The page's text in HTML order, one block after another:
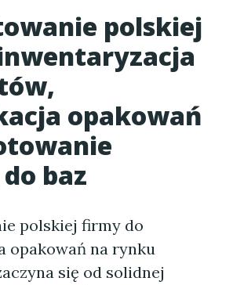
polskiej
opakowań
baz
polskiej firmy do
opakowań na rynku
się od solidnej